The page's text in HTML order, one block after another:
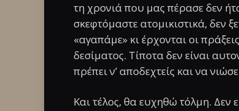
τη χρονιά που μας πέρασε δεν
σκεφτόμαστε ατομικιστικά, δεν
«αγαπάμε» κι έρχονται οι
δεσίματος. Τίποτα δεν είναι
πρέπει ν’ αποδεχτείς και να
Και τέλος, θα ευχηθώ τόλμη. Δεν